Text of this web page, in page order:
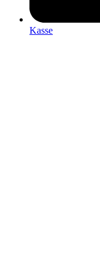
Kasse